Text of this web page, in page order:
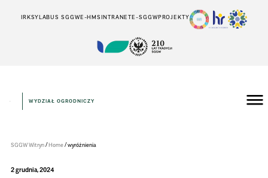
IRKSYLABUS SGGWE-HMSINTRANETE-SGGWPROJEKTY
WYDZIAŁ OGRODNICZY
SGGW Witryn/Home/wyróżnienia
2 grudnia, 2024